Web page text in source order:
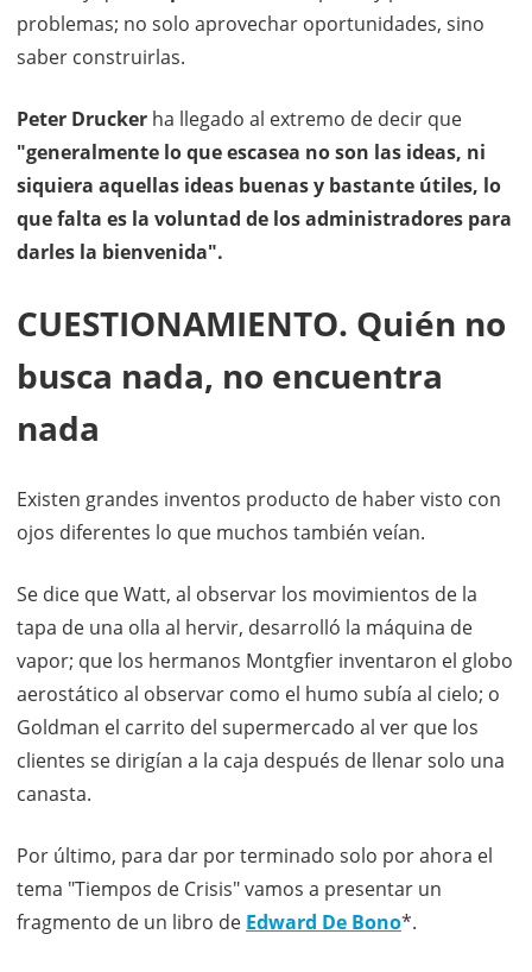
problemas; no solo aprovechar oportunidades, sino
saber construirlas.
Peter Drucker ha llegado al extremo de decir que
"generalmente lo que escasea no son las ideas, ni
siquiera aquellas ideas buenas y bastante útiles, lo
que falta es la voluntad de los administradores para
darles la bienvenida".
CUESTIONAMIENTO. Quién no
busca nada, no encuentra
nada
Existen grandes inventos producto de haber visto con
ojos diferentes lo que muchos también veían.
Se dice que Watt, al observar los movimientos de la
tapa de una olla al hervir, desarrolló la máquina de
vapor; que los hermanos Montgfier inventaron el globo
aerostático al observar como el humo subía al cielo; o
Goldman el carrito del supermercado al ver que los
clientes se dirigían a la caja después de llenar solo una
canasta.
Por último, para dar por terminado solo por ahora el
tema "Tiempos de Crisis" vamos a presentar un
fragmento de un libro de Edward De Bono*.